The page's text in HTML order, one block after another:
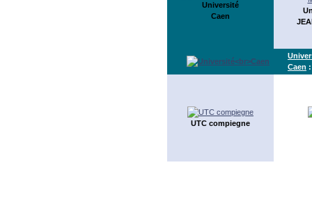
Université
Caen
Caen :
UTC compiegne